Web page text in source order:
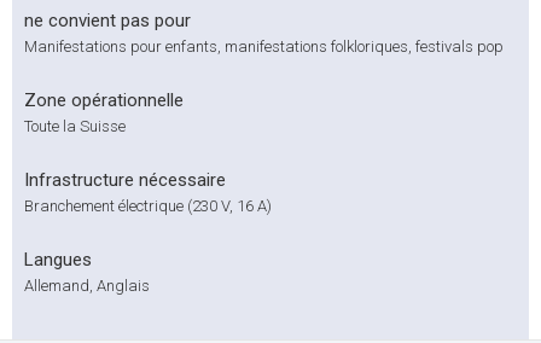
ne convient pas pour
Manifestations pour enfants, manifestations folkloriques, festivals pop
Zone opérationnelle
Toute la Suisse
Infrastructure nécessaire
Branchement électrique (230 V, 16 A)
Langues
Allemand, Anglais